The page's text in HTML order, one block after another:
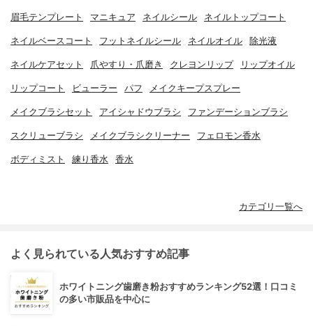
眉毛テンプレート マニキュア ネイルシール ネイルトップコート
ネイルベースコート フットネイルシール ネイルオイル 除光液
ネイルケアセット 爪やすり・爪磨き クレヨンリップ リップオイル
リップコート ビューラー パフ メイクキープスプレー
メイクブラシセット アイシャドウブラシ ファンデーションブラシ
スクリューブラシ メイクブラシクリーナー フェロモン香水
ボディミスト 練り香水 香水
カテゴリ一覧へ
よく見られている人気おすすめ記事
ホワイトニング歯磨き粉おすすめランキング52選！口コミ
の多い市販品を中心に